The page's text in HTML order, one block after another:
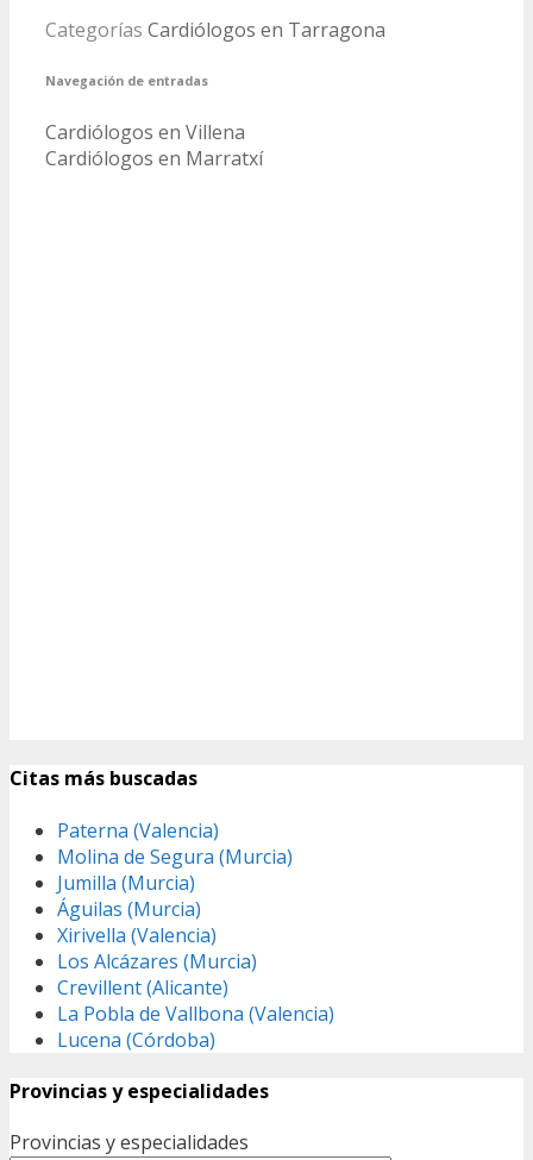
Categorías Cardiólogos en Tarragona
Navegación de entradas
Cardiólogos en Villena
Cardiólogos en Marratxí
Citas más buscadas
Paterna (Valencia)
Molina de Segura (Murcia)
Jumilla (Murcia)
Águilas (Murcia)
Xirivella (Valencia)
Los Alcázares (Murcia)
Crevillent (Alicante)
La Pobla de Vallbona (Valencia)
Lucena (Córdoba)
Provincias y especialidades
Provincias y especialidades